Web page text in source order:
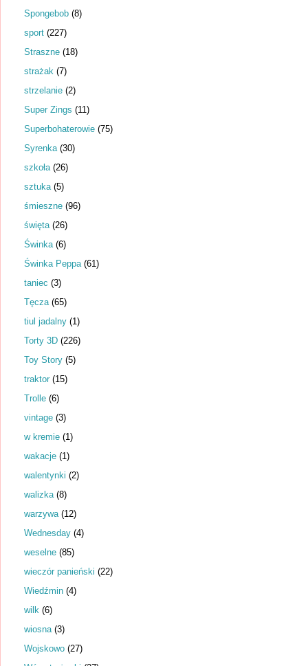
Spongebob (8)
sport (227)
Straszne (18)
strażak (7)
strzelanie (2)
Super Zings (11)
Superbohaterowie (75)
Syrenka (30)
szkoła (26)
sztuka (5)
śmieszne (96)
święta (26)
Świnka (6)
Świnka Peppa (61)
taniec (3)
Tęcza (65)
tiul jadalny (1)
Torty 3D (226)
Toy Story (5)
traktor (15)
Trolle (6)
vintage (3)
w kremie (1)
wakacje (1)
walentynki (2)
walizka (8)
warzywa (12)
Wednesday (4)
weselne (85)
wieczór panieński (22)
Wiedźmin (4)
wilk (6)
wiosna (3)
Wojskowo (27)